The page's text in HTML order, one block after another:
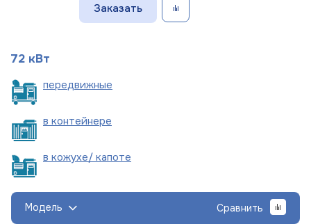
Заказать
72 кВт
передвижные
в контейнере
в кожухе/ капоте
Модель Сравнить